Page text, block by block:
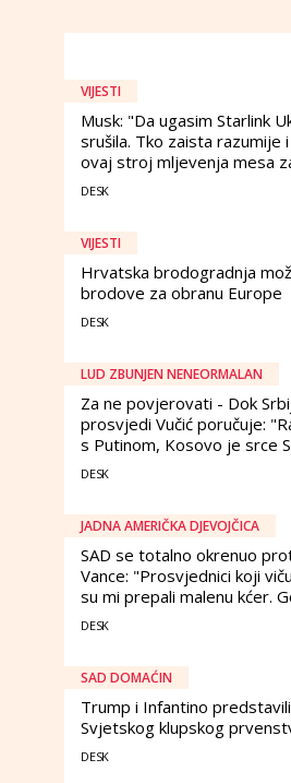
VIJESTI
Musk: "Da ugasim Starlink
srušila. Tko zaista razumije
ovaj stroj mljevenja mesa
DESK
VIJESTI
Hrvatska brodogradnja
brodove za obranu Europe
DESK
LUD ZBUNJEN NENEORMALAN
Za ne povjerovati - Dok
prosvjedi Vučić poručuje:
s Putinom, Kosovo je srce
DESK
JADNA AMERIČKA DJEVOJČICA
SAD se totalno okrenuo
Vance: "Prosvjednici koji
su mi prepali malenu kćer.
DESK
SAD DOMAĆIN
Trump i Infantino
Svjetskog klupskog
DESK